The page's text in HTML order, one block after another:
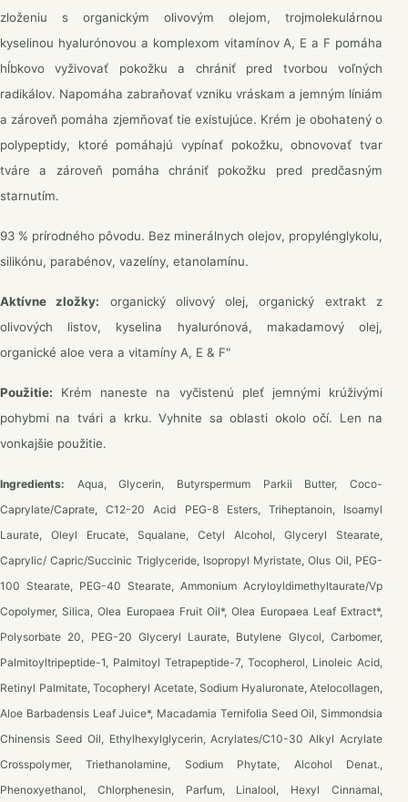
zloženiu s organickým olivovým olejom, trojmolekulárnou
kyselinou hyalurónovou a komplexom vitamínov A, E a F pomáha
hĺbkovo vyživovať pokožku a chrániť pred tvorbou voľných
radikálov. Napomáha zabraňovať vzniku vráskam a jemným líniám
a zároveň pomáha zjemňovať tie existujúce. Krém je obohatený o
polypeptidy, ktoré pomáhajú vypínať pokožku, obnovovať tvar
tváre a zároveň pomáha chrániť pokožku pred predčasným
starnutím.
93 % prírodného pôvodu. Bez minerálnych olejov, propylénglykolu,
silikónu, parabénov, vazelíny, etanolamínu.
Aktívne zložky: organický olivový olej, organický extrakt z
olivových listov, kyselina hyalurónová, makadamový olej,
organické aloe vera a vitamíny A, E & F"
Použitie: Krém naneste na vyčistenú pleť jemnými krúživými
pohybmi na tvári a krku. Vyhnite sa oblasti okolo očí. Len na
vonkajšie použitie.
Ingredients: Aqua, Glycerin, Butyrspermum Parkii Butter, Coco-
Caprylate/Caprate, C12-20 Acid PEG-8 Esters, Triheptanoin, Isoamyl
Laurate, Oleyl Erucate, Squalane, Cetyl Alcohol, Glyceryl Stearate,
Caprylic/ Capric/Succinic Triglyceride, Isopropyl Myristate, Olus Oil, PEG-
100 Stearate, PEG-40 Stearate, Ammonium Acryloyldimethyltaurate/Vp
Copolymer, Silica, Olea Europaea Fruit Oil*, Olea Europaea Leaf Extract*,
Polysorbate 20, PEG-20 Glyceryl Laurate, Butylene Glycol, Carbomer,
Palmitoyltripeptide-1, Palmitoyl Tetrapeptide-7, Tocopherol, Linoleic Acid,
Retinyl Palmitate, Tocopheryl Acetate, Sodium Hyaluronate, Atelocollagen,
Aloe Barbadensis Leaf Juice*, Macadamia Ternifolia Seed Oil, Simmondsia
Chinensis Seed Oil, Ethylhexylglycerin, Acrylates/C10-30 Alkyl Acrylate
Crosspolymer, Triethanolamine, Sodium Phytate, Alcohol Denat.,
Phenoxyethanol, Chlorphenesin, Parfum, Linalool, Hexyl Cinnamal,